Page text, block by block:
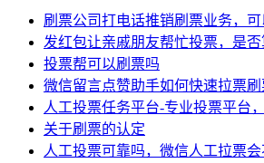
刷票公司打电话推销刷票业务，
发红包让亲戚朋友帮忙投票，是
投票帮可以刷票吗
微信留言点赞助手如何快速拉票刷
人工投票任务平台-专业投票平台
关于刷票的认定
人工投票可靠吗，微信人工拉票